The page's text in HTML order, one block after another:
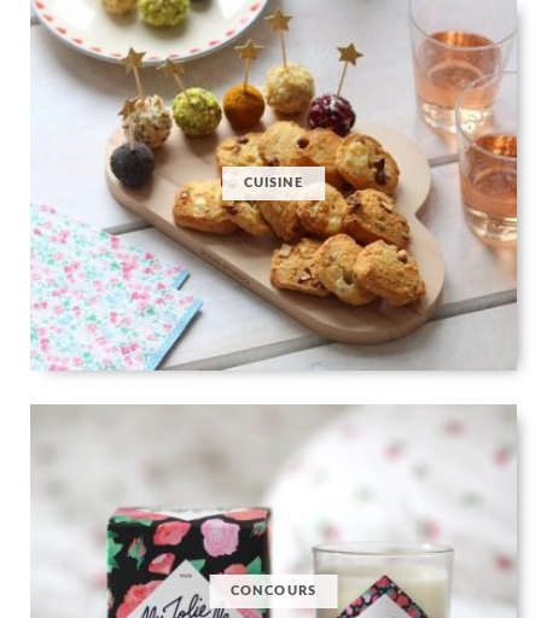
CUISINE
CONCOURS